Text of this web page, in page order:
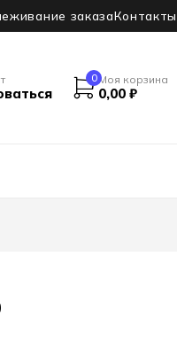
заказаКонтакты
0 Моя корзина
0,00 ₽